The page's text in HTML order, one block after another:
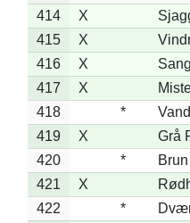
414
X
415
X
416
X
417
X
418
*
419
X
Grå
420
*
421
X
422
*